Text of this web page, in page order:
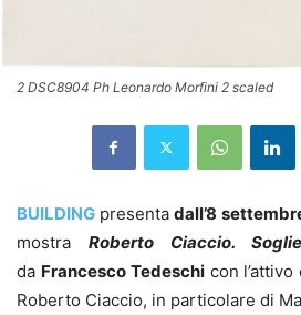
2 DSC8904 Ph Leonardo Morfini 2 scaled
BUILDING presenta dall’8
mostra Roberto Ciaccio.
da Francesco Tedeschicon l’attivo
Roberto Ciaccio, in particolare di